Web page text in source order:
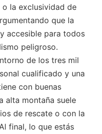
la exclusividad de
que la
accesible para todos
peligroso.
de los tres mil
cualificado y una
con buenas
alta montaña suele
de rescate o con la
final, lo que estás